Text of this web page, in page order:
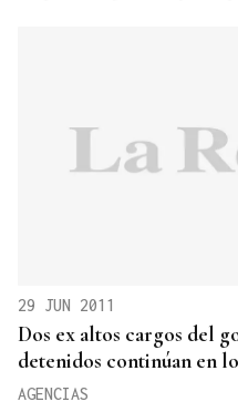
29 JUN 2011
Dos ex altos cargos del
detenidos continúan en
AGENCIAS